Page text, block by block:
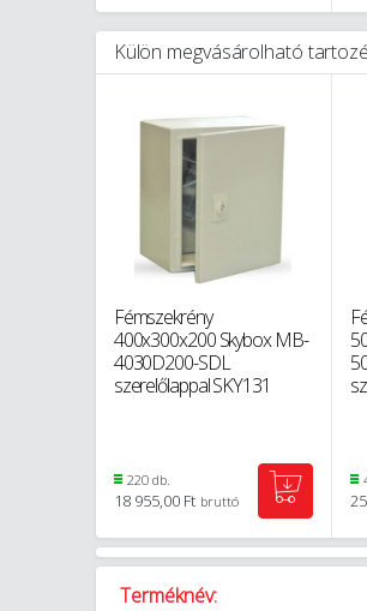
Külön megvásárolható
Fémszekrény
400x300x200 Skybox MB-
4030D200-SDL
szerelőlappal SKY131
220 db.
18 955,00 Ft bruttó
Terméknév: